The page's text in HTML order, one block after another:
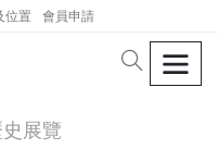
位置 會員申請
search
展覽